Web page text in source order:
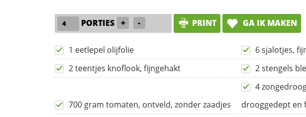
PORTIES + - PRINT GA IK MAKEN
1 eetlepel olijfolie
6 sjalotjes,
2 teentjes knoflook, fijngehakt
2 stengels
700 gram tomaten, ontveld, zonder zaadjes
4
drooggedept en